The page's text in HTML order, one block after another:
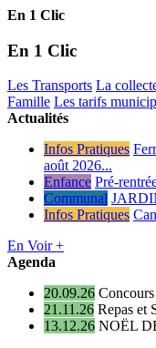
En 1 Clic
En 1 Clic
Les Transports La
Famille Les tarifs
Actualités
Infos Pratiques
août 2026...
Enfance Pré-
Communal
Infos Pratiques
En Voir +
Agenda
20.09.26
21.11.26 Repas et
13.12.26 NOËL